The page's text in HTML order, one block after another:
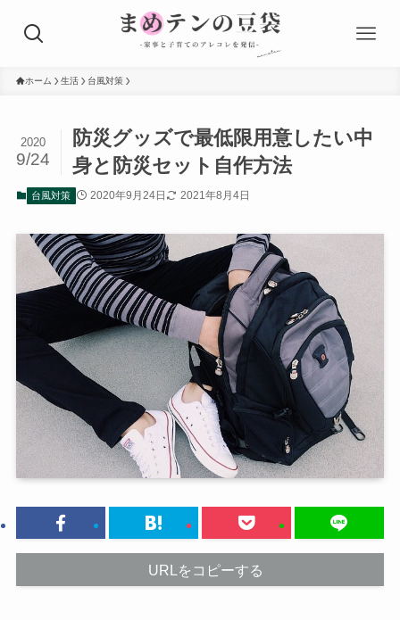
ホーム 生活 台風対策
防災グッズで最低限用意したい中
身と防災セット自作方法
2020
9/24
台風対策 2020年9月24日 2021年8月4日
URLをコピーする